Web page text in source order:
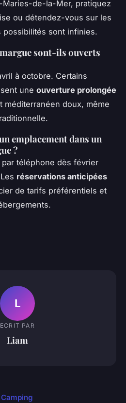
Maries-de-la-Mer, pratiquez
ou détendez-vous sur les
possibilités sont infinies.
sont-ils ouverts
à octobre. Certains
une ouverture prolongée
méditerranéen doux, même
emplacement dans un
?
téléphone dès février
réservations anticipées
de tarifs préférentiels et
L
ECRIT PAR
Liam